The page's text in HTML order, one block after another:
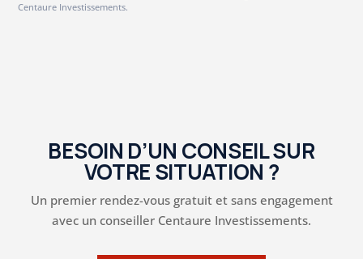
Centaure Investissements.
BESOIN D’UN CONSEIL SUR
VOTRE SITUATION ?
Un premier rendez-vous gratuit et sans engagement
avec un conseiller Centaure Investissements.